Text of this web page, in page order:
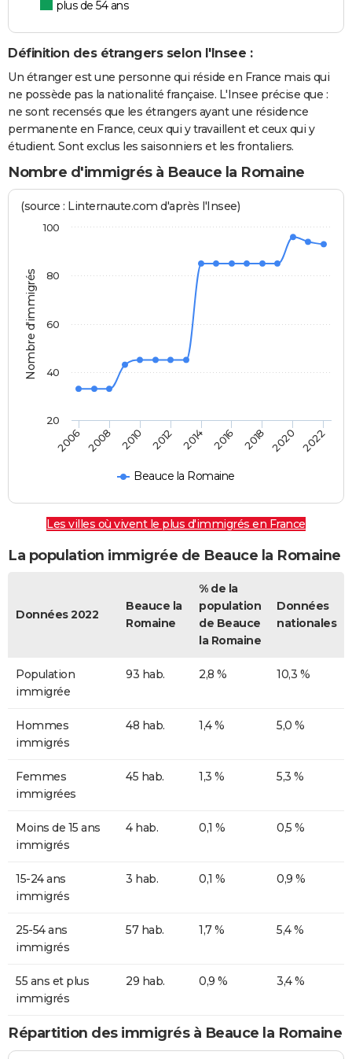
plus de 54 ans
Définition des étrangers selon l'Insee :
Un étranger est une personne qui réside en France mais qui
ne possède pas la nationalité française. L'Insee précise que :
ne sont recensés que les étrangers ayant une résidence
permanente en France, ceux qui y travaillent et ceux qui y
étudient. Sont exclus les saisonniers et les frontaliers.
Nombre d'immigrés à Beauce la Romaine
Nombre d'immigrés
(source : Linternaute.com d'après l'Insee)
Beauce la Romaine
2006 2008 2010 2012 2014 2016 2018 2020 2022
20
40
60
80
100
Les villes où vivent le plus d'immigrés en France
La population immigrée de Beauce la Romaine
Données 2022
Beauce la
Romaine
% de la
population
de Beauce
la Romaine
Données
nationales
Population
immigrée
93 hab. 2,8 % 10,3 %
Hommes
immigrés
48 hab. 1,4 % 5,0 %
Femmes
immigrées
45 hab. 1,3 % 5,3 %
Moins de 15 ans
immigrés
4 hab. 0,1 % 0,5 %
15-24 ans
immigrés
3 hab. 0,1 % 0,9 %
25-54 ans
immigrés
57 hab. 1,7 % 5,4 %
55 ans et plus
immigrés
29 hab. 0,9 % 3,4 %
Répartition des immigrés à Beauce la Romaine